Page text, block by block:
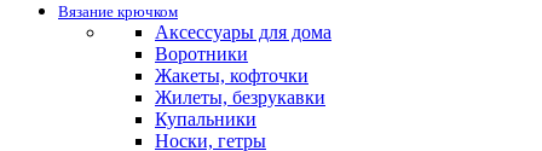
Вязание крючком
Аксессуары для дома
Воротники
Жакеты, кофточки
Жилеты, безрукавки
Купальники
Носки, гетры